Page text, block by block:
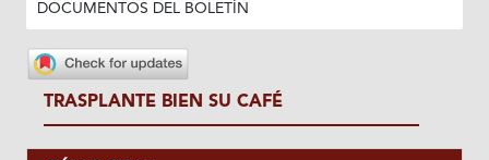
DOCUMENTOS DEL BOLETÍN
TRASPLANTE BIEN SU CAFÉ